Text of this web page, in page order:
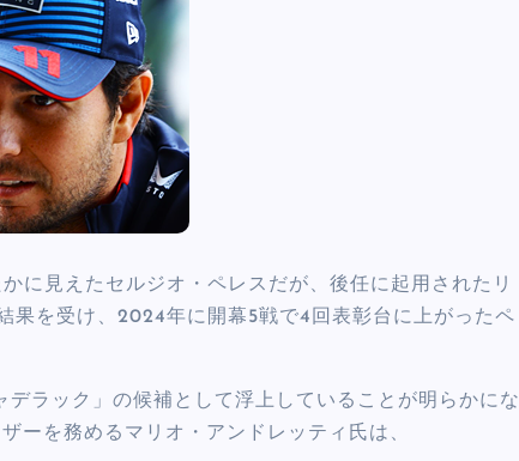
に見えたセルジオ・ペレスだが、後任に起用されたリ
果を受け、2024年に開幕5戦で4回表彰台に上がったペ
ラック」の候補として浮上していることが明らかにな
ーを務めるマリオ・アンドレッティ氏は、